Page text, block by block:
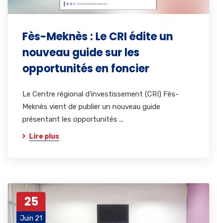
Fès-Meknès : Le CRI édite un
nouveau guide sur les
opportunités en foncier
Le Centre régional d’investissement (CRI) Fès-
Meknès vient de publier un nouveau guide
présentant les opportunités ...
Lire plus
25
Juin 21